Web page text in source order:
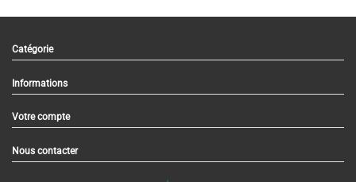
Catégorie
Informations
Votre compte
Nous contacter